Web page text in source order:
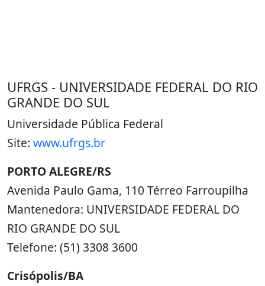
UFRGS - UNIVERSIDADE FEDERAL DO RIO
GRANDE DO SUL
Universidade Pública Federal
Site: www.ufrgs.br
PORTO ALEGRE/RS
Avenida Paulo Gama, 110 Térreo Farroupilha
Mantenedora: UNIVERSIDADE FEDERAL DO
RIO GRANDE DO SUL
Telefone: (51) 3308 3600
Crisópolis/BA